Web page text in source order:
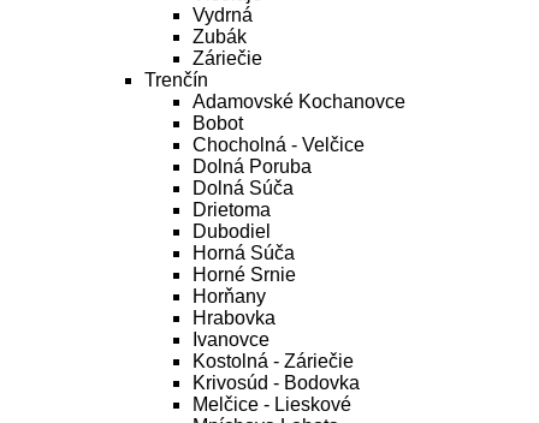
Vydrná
Zubák
Záriečie
Trenčín
Adamovské Kochanovce
Bobot
Chocholná - Velčice
Dolná Poruba
Dolná Súča
Drietoma
Dubodiel
Horná Súča
Horné Srnie
Horňany
Hrabovka
Ivanovce
Kostolná - Záriečie
Krivosúd - Bodovka
Melčice - Lieskové